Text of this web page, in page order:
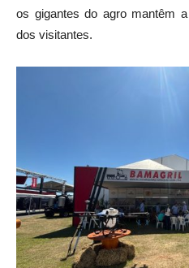
os gigantes do agro mantêm
dos visitantes.